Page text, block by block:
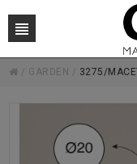
/ GARDEN / 3275/